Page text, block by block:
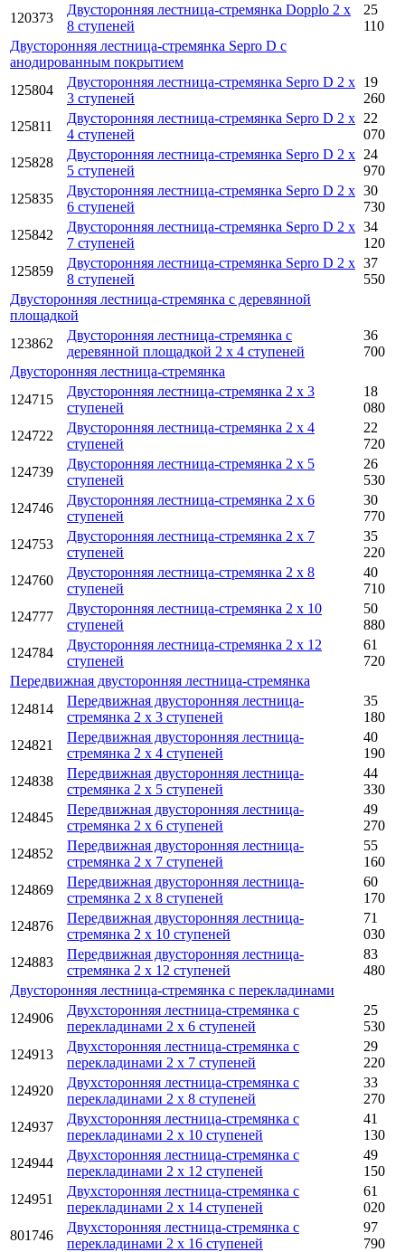
120373
Двусторонняя лестница-стремянка Dopplo 2 x
8 ступеней
25
110
Двусторонняя лестница-стремянка Sepro D с
анодированным покрытием
125804
Двусторонняя лестница-стремянка Sepro D 2 x
3 ступеней
19
260
125811
Двусторонняя лестница-стремянка Sepro D 2 x
4 ступеней
22
070
125828
Двусторонняя лестница-стремянка Sepro D 2 x
5 ступеней
24
970
125835
Двусторонняя лестница-стремянка Sepro D 2 x
6 ступеней
30
730
125842
Двусторонняя лестница-стремянка Sepro D 2 x
7 ступеней
34
120
125859
Двусторонняя лестница-стремянка Sepro D 2 x
8 ступеней
37
550
Двусторонняя лестница-стремянка с деревянной
площадкой
123862
Двусторонняя лестница-стремянка с
деревянной площадкой 2 x 4 ступеней
36
700
Двусторонняя лестница-стремянка
124715
Двусторонняя лестница-стремянка 2 x 3
ступеней
18
080
124722
Двусторонняя лестница-стремянка 2 x 4
ступеней
22
720
124739
Двусторонняя лестница-стремянка 2 x 5
ступеней
26
530
124746
Двусторонняя лестница-стремянка 2 x 6
ступеней
30
770
124753
Двусторонняя лестница-стремянка 2 x 7
ступеней
35
220
124760
Двусторонняя лестница-стремянка 2 x 8
ступеней
40
710
124777
Двусторонняя лестница-стремянка 2 x 10
ступеней
50
880
124784
Двусторонняя лестница-стремянка 2 x 12
ступеней
61
720
Передвижная двусторонняя лестница-стремянка
124814
Передвижная двусторонняя лестница-
стремянка 2 x 3 ступеней
35
180
124821
Передвижная двусторонняя лестница-
стремянка 2 x 4 ступеней
40
190
124838
Передвижная двусторонняя лестница-
стремянка 2 x 5 ступеней
44
330
124845
Передвижная двусторонняя лестница-
стремянка 2 x 6 ступеней
49
270
124852
Передвижная двусторонняя лестница-
стремянка 2 x 7 ступеней
55
160
124869
Передвижная двусторонняя лестница-
стремянка 2 x 8 ступеней
60
170
124876
Передвижная двусторонняя лестница-
стремянка 2 x 10 ступеней
71
030
124883
Передвижная двусторонняя лестница-
стремянка 2 x 12 ступеней
83
480
Двусторонняя лестница-стремянка с перекладинами
124906
Двухсторонняя лестница-стремянка с
перекладинами 2 x 6 ступеней
25
530
124913
Двухсторонняя лестница-стремянка с
перекладинами 2 x 7 ступеней
29
220
124920
Двухсторонняя лестница-стремянка с
перекладинами 2 x 8 ступеней
33
270
124937
Двухсторонняя лестница-стремянка с
перекладинами 2 x 10 ступеней
41
130
124944
Двухсторонняя лестница-стремянка с
перекладинами 2 x 12 ступеней
49
150
124951
Двухсторонняя лестница-стремянка с
перекладинами 2 x 14 ступеней
61
020
801746
Двухсторонняя лестница-стремянка с
перекладинами 2 x 16 ступеней
97
790